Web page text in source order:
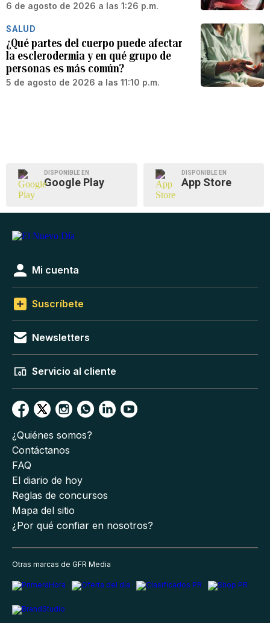
6 de agosto de 2026 a las 1:26 p.m.
SALUD
¿Qué partes del cuerpo puede afectar
la esclerodermia y en qué grupo de
personas es más común?
5 de agosto de 2026 a las 11:10 p.m.
DISPONIBLE EN
Google Play
DISPONIBLE EN
App Store
Mi cuenta
Suscríbete
Newsletters
Servicio al cliente
¿Quiénes somos?
Contáctanos
FAQ
El diario de hoy
Reglas de concursos
Mapa del sitio
¿Por qué confiar en nosotros?
Otras marcas de GFR Media